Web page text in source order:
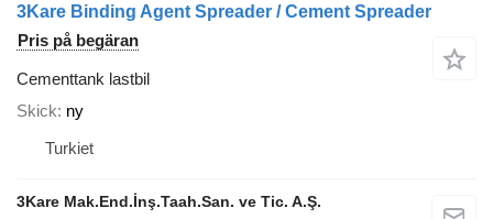
3Kare Binding Agent Spreader / Cement Spreader
Pris på begäran
Cementtank lastbil
Skick ny
Turkiet
3Kare Mak.End.İnş.Taah.San. ve Tic. A.Ş.